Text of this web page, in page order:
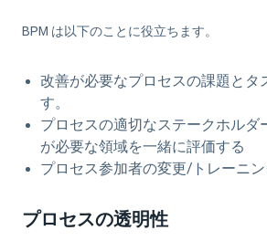
BPM は以下のことに役立ちます。
改善が必要なプロセスの課題とタ
す。
プロセスの適切なステークホルダ
が必要な領域を一緒に評価する
プロセス参加者の変更/トレーニ
プロセスの透明性